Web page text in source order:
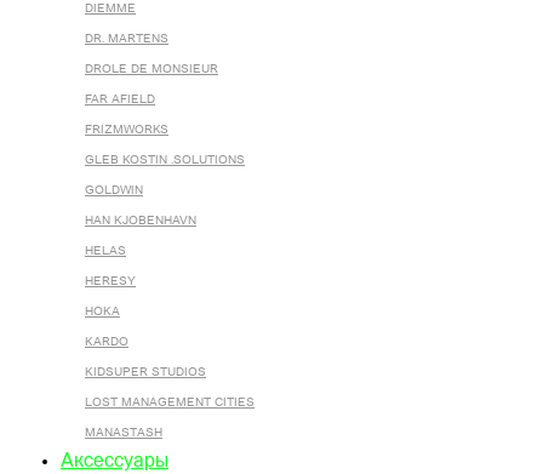
DIEMME
DR. MARTENS
DROLE DE MONSIEUR
FAR AFIELD
FRIZMWORKS
GLEB KOSTIN .SOLUTIONS
GOLDWIN
HAN KJOBENHAVN
HELAS
HERESY
HOKA
KARDO
KIDSUPER STUDIOS
LOST MANAGEMENT CITIES
MANASTASH
Аксессуары